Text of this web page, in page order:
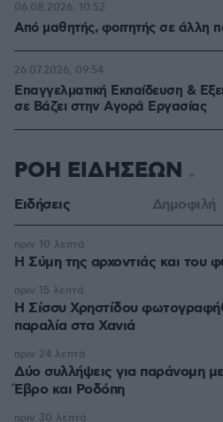
Από μαθητής, φοιτητής σε άλλη
06.08.2026, 10:52
Επαγγελματική Εκπαίδευση &
σε Bάζει στην Aγορά Eργασίας
26.07.2026, 09:54
ΡΟΗ ΕΙΔΗΣΕΩΝ
Ειδήσεις Δημοφιλή
Η Σύμη της αρχοντιάς και του
πριν 10 λεπτά
Η Σίσσυ Χρηστίδου
παραλία στα Χανιά
πριν 15 λεπτά
Δύο συλλήψεις για παράνομη
Έβρο και Ροδόπη
πριν 24 λεπτά
πριν 30 λεπτά